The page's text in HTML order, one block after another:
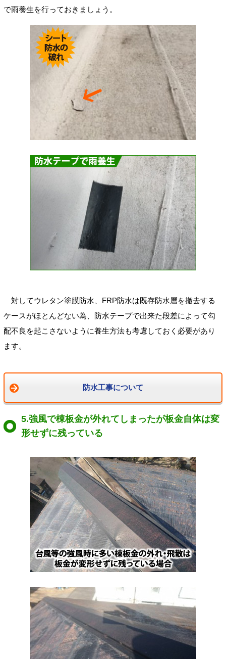
で雨養生を行っておきましょう。
対してウレタン塗膜防水、FRP防水は既存防水層を撤去する
ケースがほとんどない為、防水テープで出来た段差によって勾
配不良を起こさないように養生方法も考慮しておく必要があり
ます。
防水工事について
5.強風で棟板金が外れてしまったが板金自体は変
形せずに残っている